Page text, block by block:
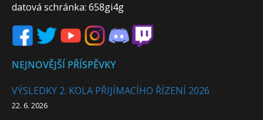
datová schránka: 658gi4g
NEJNOVĚJŠÍ PŘÍSPĚVKY
VÝSLEDKY 2. KOLA PŘIJÍMACÍHO ŘÍZENÍ 2026
22. 6. 2026